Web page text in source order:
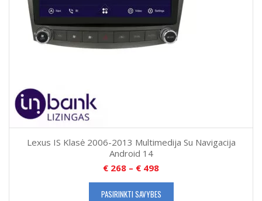
Lexus IS Klasė 2006-2013 Multimedija Su Navigacija
Android 14
€ 268 – € 498
PASIRINKTI SAVYBES